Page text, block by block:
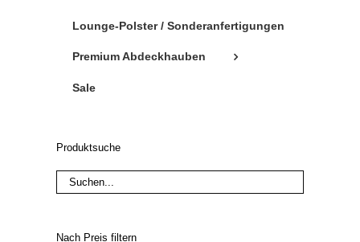
Lounge-Polster / Sonderanfertigungen
Premium Abdeckhauben
Sale
Produktsuche
Nach Preis filtern